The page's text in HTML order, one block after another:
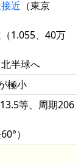
近 （東京
1.055、40万
半球へ
極小
等、周期206
）